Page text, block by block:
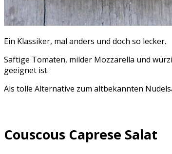
Ein Klassiker, mal anders und doch so lecker.
Saftige Tomaten, milder Mozzarella und
geeignet ist.
Als tolle Alternative zum altbekannten
Couscous Caprese Salat